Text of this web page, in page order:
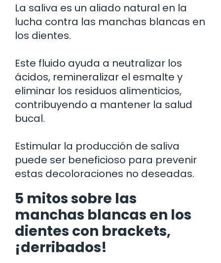
La saliva es un aliado natural en la
lucha contra las manchas blancas en
los dientes.
Este fluido ayuda a neutralizar los
ácidos, remineralizar el esmalte y
eliminar los residuos alimenticios,
contribuyendo a mantener la salud
bucal.
Estimular la producción de saliva
puede ser beneficioso para prevenir
estas decoloraciones no deseadas.
5 mitos sobre las
manchas blancas en los
dientes con brackets,
¡derribados!